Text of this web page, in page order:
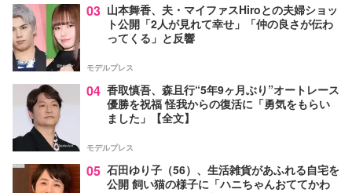
03 山本舞香、夫・マイファスHiroとの夫婦ショッ
ト公開「2人が見れて幸せ」「仲の良さが伝わ
ってくる」と反響
モデルプレス
04 香取慎吾、森且行“5年9ヶ月ぶり”オートレース
優勝を祝福 怪我からの復活に「勇気をもらい
ました」【全文】
モデルプレス
05 石田ゆり子（56）、生活雑貨があふれる自宅を
公開 飼い猫の様子に「ハニちゃんおててかわ